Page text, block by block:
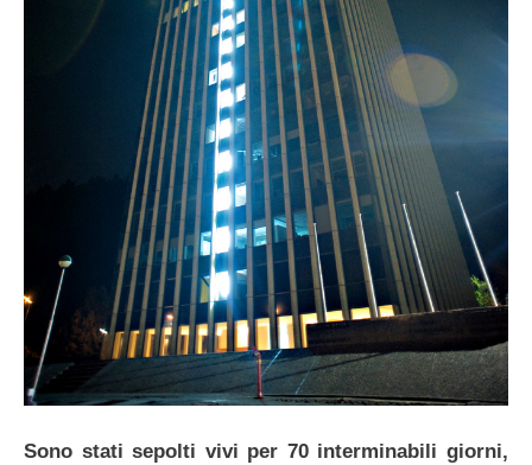
Sono stati sepolti vivi per 70 interminabili giorni,